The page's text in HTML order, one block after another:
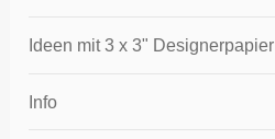
Ideen mit 3 x 3" Designerpapier
Info